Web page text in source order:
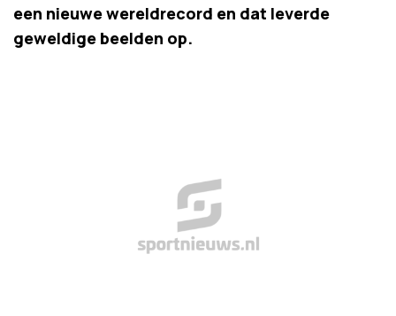
een nieuwe wereldrecord en dat leverde
geweldige beelden op.